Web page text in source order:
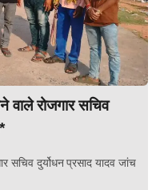
वाले रोजगार सचिव
सचिव दुर्योधन प्रसाद यादव जांच